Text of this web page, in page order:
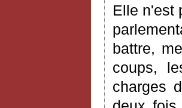
Elle n'est
battre,
coups,
charges